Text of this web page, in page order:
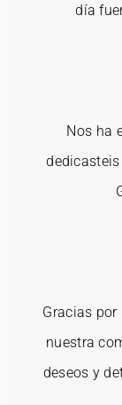
día
Nos ha
Gracias
nuestra
deseos y